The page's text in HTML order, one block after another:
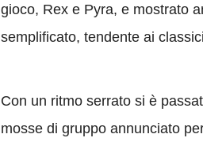
gioco, Rex e Pyra, e mostrato
semplificato, tendente ai
Con un ritmo serrato si è
mosse di gruppo annunciato